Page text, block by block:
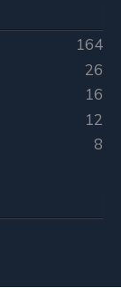
164
26
16
12
8